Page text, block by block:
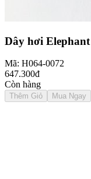
Dây hơi
Mã: H064-0072
647.300đ
Còn hàng
Thêm Giỏ Mua Ngay